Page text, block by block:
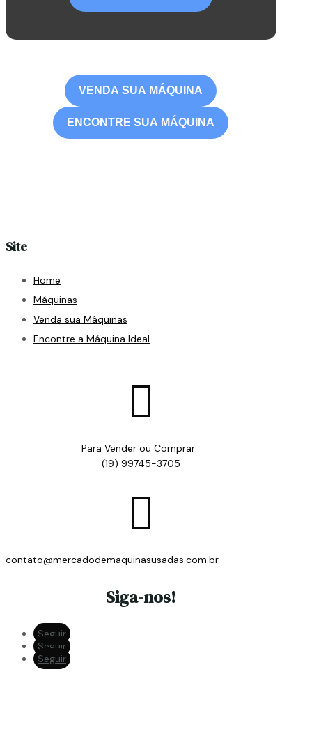
VENDA SUA MÁQUINA
ENCONTRE SUA MÁQUINA
Site
Home
Máquinas
Venda sua Máquinas
Encontre a Máquina Ideal

Para Vender ou Comprar:
(19) 99745-3705

contato@mercadodemaquinasusadas.com.br
Siga-nos!
Seguir
Seguir
Seguir